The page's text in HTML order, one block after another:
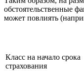
обстоятельственные
может повлиять
Класс на начало срока
страхования